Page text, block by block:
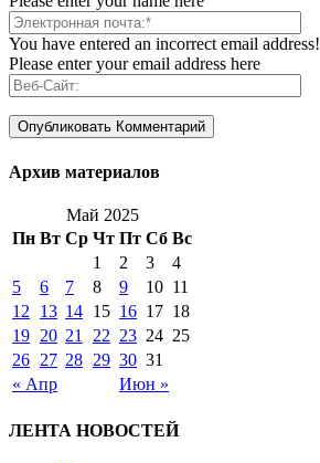
You have entered an incorrect email address!
Please enter your email address here
Архив материалов
Май 2025
Пн Вт Ср Чт Пт Сб Вс
« Апр Июн »
1 2 3
4
5
6 7 8 9 10 11
12
13 14 15 16 17 18
19 20 21 22 23 24 25
26 27 28 29 30 31
ЛЕНТА НОВОСТЕЙ